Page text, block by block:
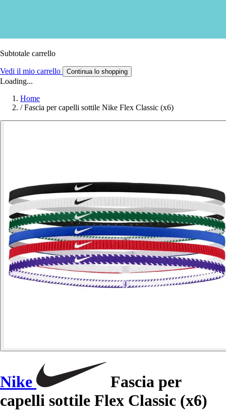
Subtotale carrello
Vedi il mio carrello Continua lo shopping
Loading...
Home
/ Fascia per capelli sottile Nike Flex Classic (x6)
Nike
Fascia per
capelli sottile Flex Classic (x6)